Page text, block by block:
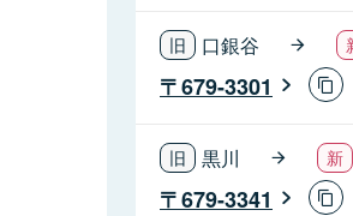
口銀谷
679-3301
黒川
679-3341